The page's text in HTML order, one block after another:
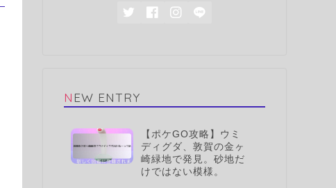
NEW ENTRY
【ポケGO攻略】ウミ
ディグダ、敦賀の金ヶ
崎緑地で発見。砂地だ
けではない模様。